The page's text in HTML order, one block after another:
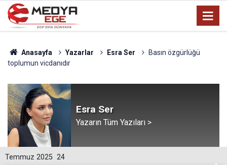
Anasayfa Yazarlar Esra Ser
Basın özgürlüğü
toplumun vicdanıdır
Esra Ser
Yazarın Tüm Yazıları >
24
Temmuz 2025